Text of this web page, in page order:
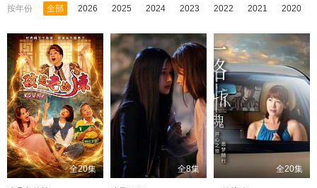
按年份 全部 2026 2025 2024 2023 2022 2021 2020
全20集 全8集 全20集